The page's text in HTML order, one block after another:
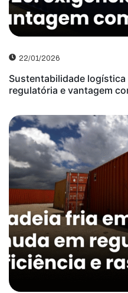
22/01/2026
Sustentabilidade
regulatória e vantagem